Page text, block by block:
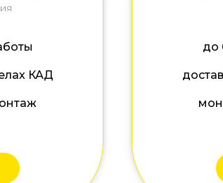
КАД
до